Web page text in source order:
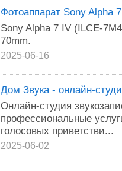
Фотоаппарат Sony Alpha
Sony Alpha 7 IV (ILCE-
70mm.
2025-06-16
Дом Звука - онлайн-
Онлайн-студия
профессиональные
голосовых приветстви...
2025-06-02